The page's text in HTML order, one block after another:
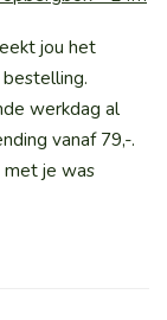
jou het
werkdag al
vanaf 79,-.
met je was